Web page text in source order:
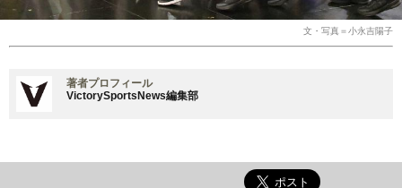
文・写真＝小永吉陽子
著者プロフィール
VictorySportsNews編集部